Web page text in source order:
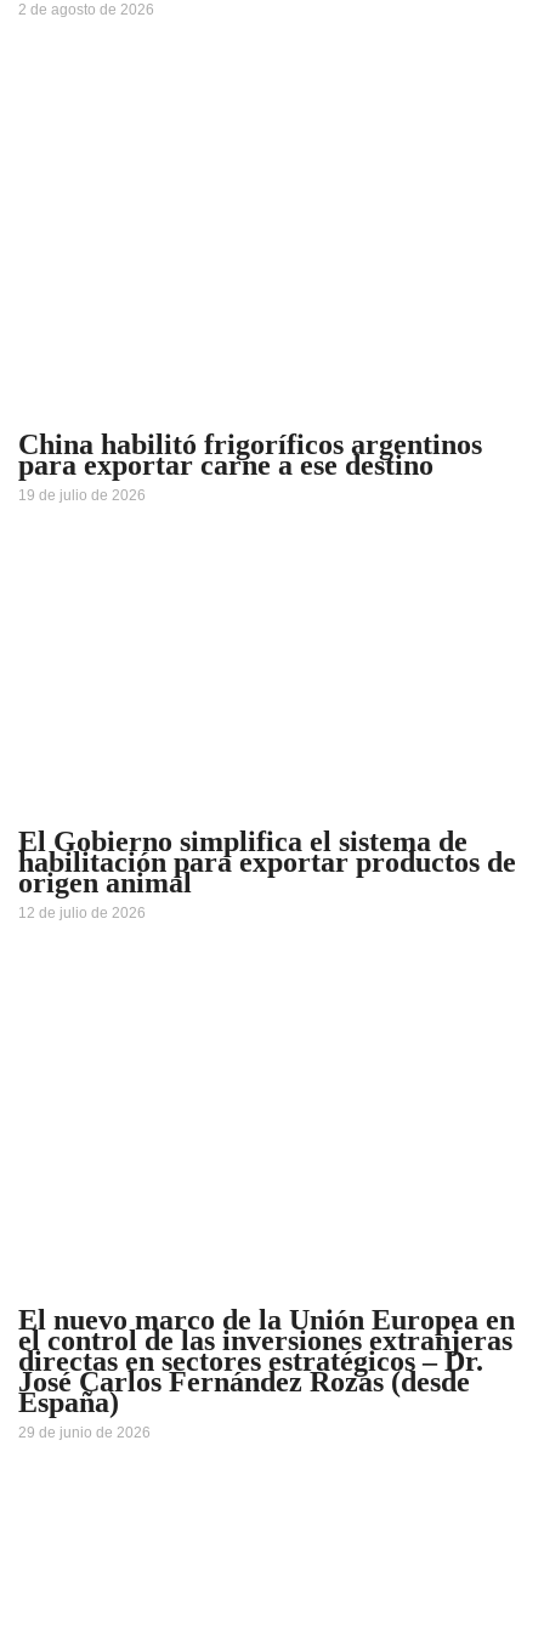
2 de agosto de 2026
China habilitó frigoríficos argentinos
para exportar carne a ese destino
19 de julio de 2026
El Gobierno simplifica el sistema de
habilitación para exportar productos de
origen animal
12 de julio de 2026
El nuevo marco de la Unión Europea en
el control de las inversiones extranjeras
directas en sectores estratégicos – Dr.
José Carlos Fernández Rozas (desde
España)
29 de junio de 2026